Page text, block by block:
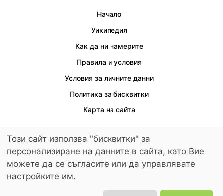
Начало
Уикипедия
Как да ни намерите
Правила и условия
Условия за личните данни
Политика за бисквитки
Карта на сайта
Осигурен е достъп за хора с увреждания.
© 2026 LuckyKids. All Rights Reserved.
Този сайт използва "бисквитки" за
персонализиране на данните в сайта, като Вие
можете да се съгласите или да управлявате
настройките им.